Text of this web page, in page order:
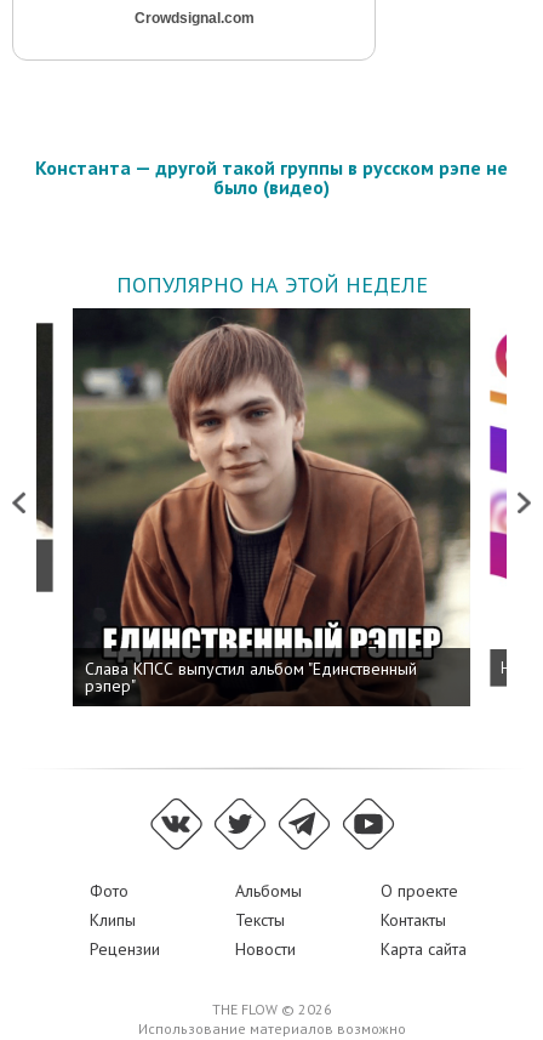
Crowdsignal.com
Константа — другой такой группы в русском рэпе не
было (видео)
ПОПУЛЯРНО НА ЭТОЙ НЕДЕЛЕ
Previous
Слава КПСС выпустил альбом "Единственный
рэпер"
Next
Фото Альбомы
О проекте
Клипы
Тексты
Контакты
Рецензии
Новости Карта сайта
THE FLOW © 2026
Использование материалов возможно